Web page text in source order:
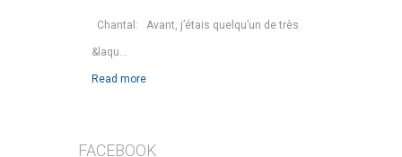
Chantal: Avant, j’étais quelqu’un de très
&laqu...
Read more
FACEBOOK